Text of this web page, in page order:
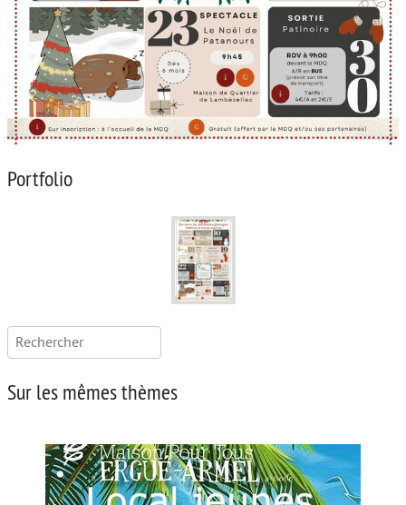
Portfolio
Rechercher :
Sur les mêmes thèmes